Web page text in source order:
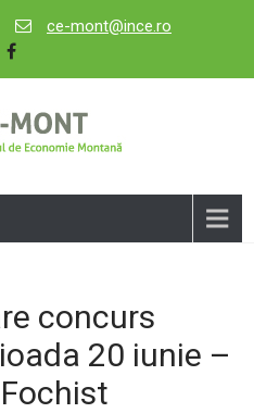
ce-mont@ince.ro
concurs
20 iunie –